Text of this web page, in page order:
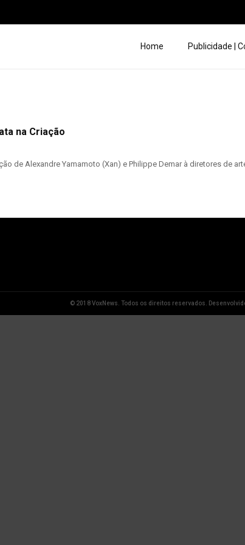
Home Publicidade |
na Criação
de Alexandre Yamamoto (Xan) e Philippe Demar à diretores de
© 2018 VoxNews. Todos os direitos reservados.